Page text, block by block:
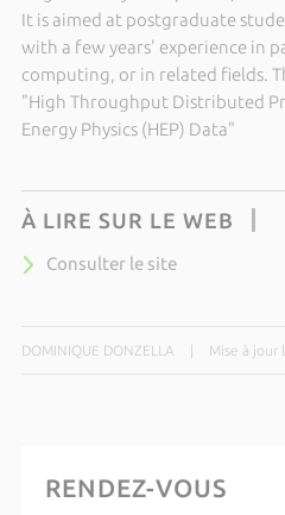
It is aimed at postgraduate
with a few years' experience in
computing, or in related fields.
"High Throughput Distributed
Energy Physics (HEP) Data"
À LIRE SUR LE WEB
Consulter le site
DOMINIQUE DONZELLA Mise à jour
RENDEZ-VOUS